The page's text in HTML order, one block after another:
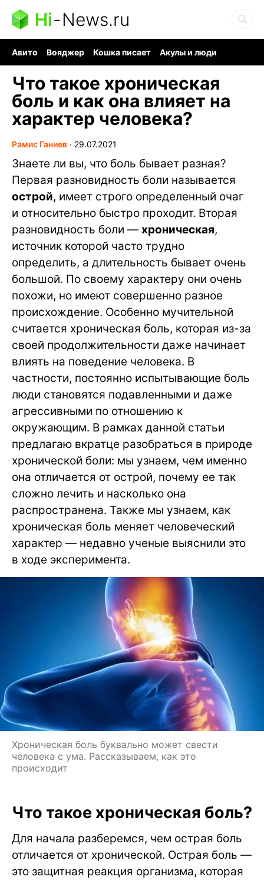
Hi-News.ru
Авито Вояджер Кошка писает
Акулы и люди
Что такое хроническая
боль и как она влияет на
характер человека?
Рамис Ганиев ∙ 29.07.2021
Знаете ли вы, что боль бывает разная?
Первая разновидность боли называется
острой, имеет строго определенный очаг
и относительно быстро проходит. Вторая
разновидность боли — хроническая,
источник которой часто трудно
определить, а длительность бывает очень
большой. По своему характеру они очень
похожи, но имеют совершенно разное
происхождение. Особенно мучительной
считается хроническая боль, которая из-за
своей продолжительности даже начинает
влиять на поведение человека. В
частности, постоянно испытывающие боль
люди становятся подавленными и даже
агрессивными по отношению к
окружающим. В рамках данной статьи
предлагаю вкратце разобраться в природе
хронической боли: мы узнаем, чем именно
она отличается от острой, почему ее так
сложно лечить и насколько она
распространена. Также мы узнаем, как
хроническая боль меняет человеческий
характер — недавно ученые выяснили это
в ходе эксперимента.
Хроническая боль буквально может свести
человека с ума. Рассказываем, как это
происходит
Что такое хроническая боль?
Для начала разберемся, чем острая боль
отличается от хронической. Острая боль —
это защитная реакция организма, которая